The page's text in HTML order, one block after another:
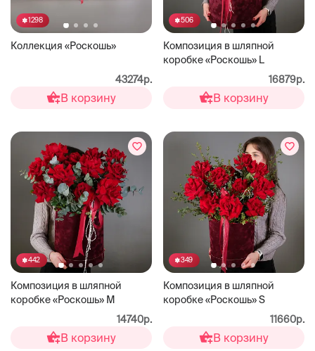
1298
Коллекция «Роскошь»
43274р.
В корзину
506
Композиция в шляпной
коробке «Роскошь» L
16879р.
В корзину
442
Композиция в шляпной
коробке «Роскошь» М
14740р.
В корзину
349
Композиция в шляпной
коробке «Роскошь» S
11660р.
В корзину